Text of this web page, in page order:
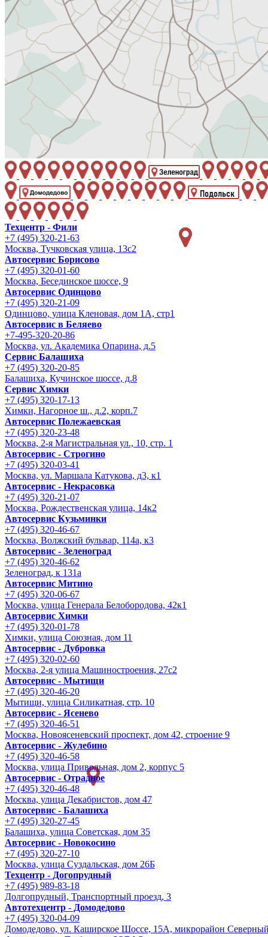
Техцентр - Фили
+7 (495) 320-21-63
Москва, Тучковская улица, 13с2
Автосервис Борисово
+7 (495) 320-01-60
Москва, Бесединское шоссе, 9
Автосервис Одинцово
+7 (495) 320-21-09
Одинцово, улица Кленовая, дом 1А, стр1
Автосервис в Беляево
+7-495-320-20-86
Москва, ул. Академика Опарина, д.5
Сервис Балашиха
+7 (495) 320-20-85
Балашиха, Кучинское шоссе, д.8
Сервис Химки
+7 (495) 320-17-13
Химки, Нагорное ш., д.2, корп.7
Автосервис Полежаевская
+7 (495) 320-23-48
Москва, 2-я Магистральная ул., 10, стр. 1
Автосервис - Строгино
+7 (495) 320-03-41
Москва, ул. Маршала Катукова, д3, к1
Автосервис - Некрасовка
+7 (495) 320-21-07
Москва, Рождественская улица, 14к2
Автосервис Кузьминки
+7 (495) 320-46-67
Москва, Волжский бульвар, 114а, к3
Автосервис - Зеленоград
+7 (495) 320-46-62
Зеленоград, к 131а
Автосервис Митино
+7 (495) 320-06-67
Москва, улица Генерала Белобородова, 42к1
Автосервис Химки
+7 (495) 320-01-78
Химки, улица Союзная, дом 11
Автосервис - Дубровка
+7 (495) 320-02-60
Москва, 2-я улица Машиностроения, 27с2
Автосервис - Мытищи
+7 (495) 320-46-20
Мытищи, улица Силикатная, стр. 10
Автосервис - Ясенево
+7 (495) 320-46-51
Москва, Новоясеневский проспект, дом 42, строение 9
Автосервис - Жулебино
+7 (495) 320-46-58
Москва, улица Привольная, дом 2, корпус 5
Автосервис - Отрадное
+7 (495) 320-46-48
Москва, улица Декабристов, дом 47
Автосервис - Балашиха
+7 (495) 320-27-45
Балашиха, улица Советская, дом 35
Автосервис - Новокосино
+7 (495) 320-27-10
Москва, улица Суздальская, дом 26Б
Техцентр - Догопрудный
+7 (495) 989-83-18
Долгопрудный, Транспортный проезд, 3
Автотехцентр - Домодедово
+7 (495) 320-04-09
Домодедово, ул. Каширское Шоссе, 15А, микрорайон